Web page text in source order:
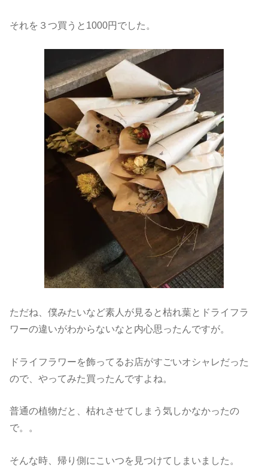
それを３つ買うと1000円でした。
ただね、僕みたいなど素人が見ると枯れ葉とドライフラ
ワーの違いがわからないなと内心思ったんですが。
ドライフラワーを飾ってるお店がすごいオシャレだった
ので、やってみた買ったんですよね。
普通の植物だと、枯れさせてしまう気しかなかったの
で。。
そんな時、帰り側にこいつを見つけてしまいました。